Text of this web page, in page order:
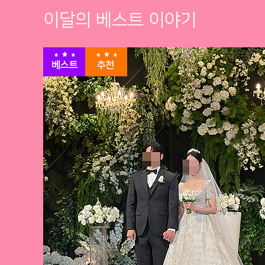
이달의 베스트 이야기
베스트 추천